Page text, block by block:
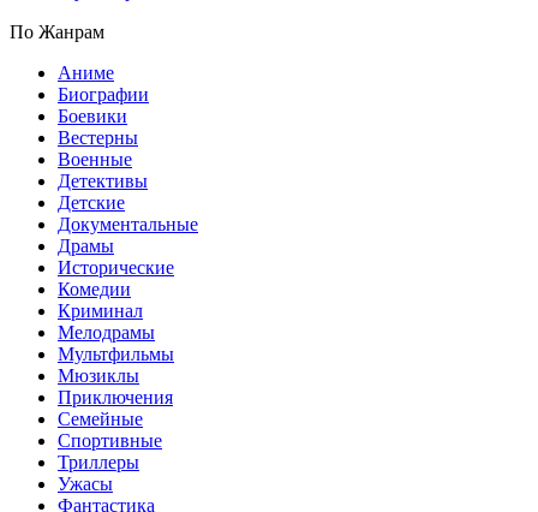
По Жанрам
Аниме
Биографии
Боевики
Вестерны
Военные
Детективы
Детские
Документальные
Драмы
Исторические
Комедии
Криминал
Мелодрамы
Мультфильмы
Мюзиклы
Приключения
Семейные
Спортивные
Триллеры
Ужасы
Фантастика